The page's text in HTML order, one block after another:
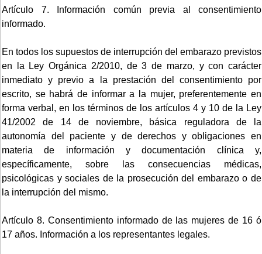
Artículo 7. Información común previa al consentimiento
informado.
En todos los supuestos de interrupción del embarazo previstos
en la Ley Orgánica 2/2010, de 3 de marzo, y con carácter
inmediato y previo a la prestación del consentimiento por
escrito, se habrá de informar a la mujer, preferentemente en
forma verbal, en los términos de los artículos 4 y 10 de la Ley
41/2002 de 14 de noviembre, básica reguladora de la
autonomía del paciente y de derechos y obligaciones en
materia de información y documentación clínica y,
específicamente, sobre las consecuencias médicas,
psicológicas y sociales de la prosecución del embarazo o de
la interrupción del mismo.
Artículo 8. Consentimiento informado de las mujeres de 16 ó
17 años. Información a los representantes legales.